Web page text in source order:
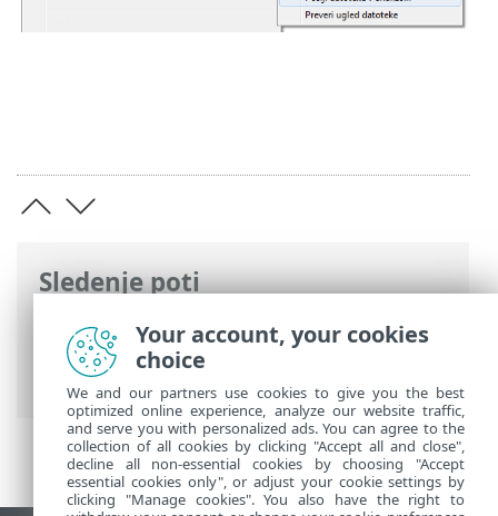
Sledenje poti
Spletna pomoč družbe ESET>ESET
Endpoint Antivirus
Začetek uporabe
Priročni meni
Your account, your cookies
choice
We and our partners use cookies to give you the best
optimized online experience, analyze our website traffic,
and serve you with personalized ads. You can agree to the
collection of all cookies by clicking "Accept all and close",
decline all non-essential cookies by choosing "Accept
essential cookies only", or adjust your cookie settings by
clicking "Manage cookies". You also have the right to